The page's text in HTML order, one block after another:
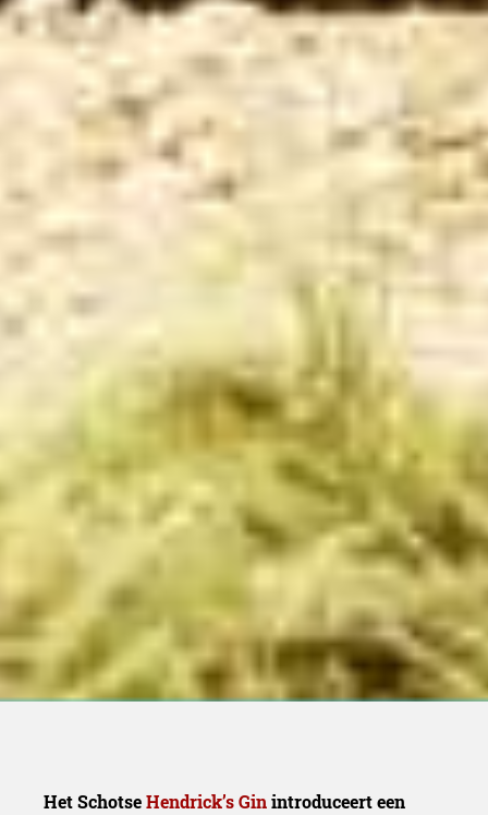
Het SchotseHendrick’s Ginintroduceert een